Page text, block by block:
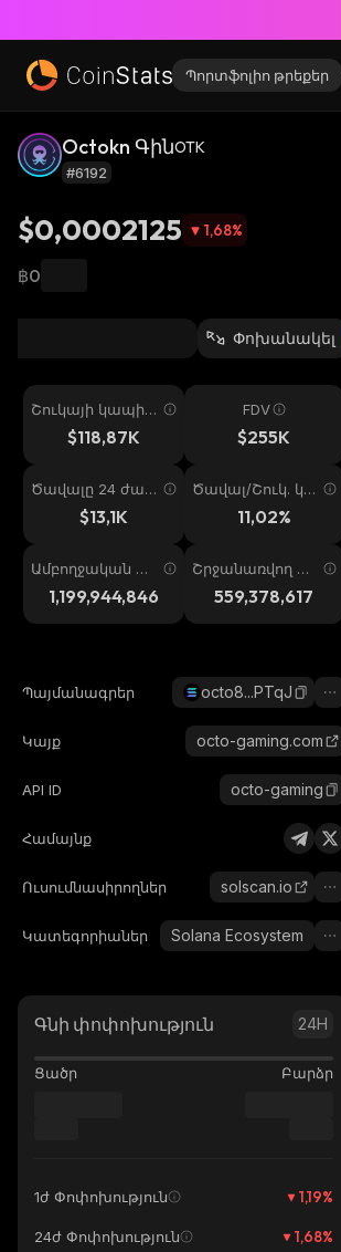
Պորտֆոլիո թրեքեր
Octokn ԳինOTK
#6192
$0,0002125 1,68%
฿0
Փոխանակել
Շուկայի կապիտ
ալիզացիա
$118,87K
FDV
$255K
Ծավալը 24 ժամ
$13,1K
Ծավալ/Շուկ. կա
պ. 24ժ11,02%
Ամբողջական առ
աջարկ
1,199,944,846
Շրջանառվող առ
աջարկ
559,378,617
Պայմանագրեր octo8...PTqJ
Կայք octo-gaming.com
API ID octo-gaming
Համայնք
Ուսումնասիրողներ solscan.io
Կատեգորիաներ Solana Ecosystem
Գնի փոփոխություն 24H
Ցածր Բարձր
1ժ Փոփոխություն 1,19%
24ժ Փոփոխություն 1,68%